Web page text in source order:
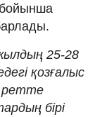
бойынша
25-28
қозғалыс
ретте
бірі